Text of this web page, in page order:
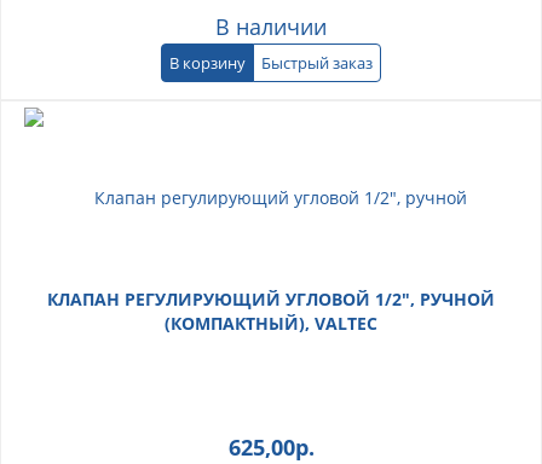
В наличии
В корзину Быстрый заказ
КЛАПАН РЕГУЛИРУЮЩИЙ УГЛОВОЙ 1/2", РУЧНОЙ
(КОМПАКТНЫЙ), VALTEC
625,00р.